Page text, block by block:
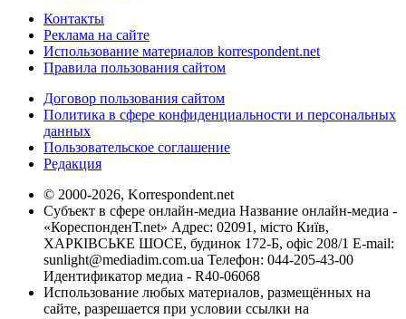
Контакты
Реклама на сайте
Использование материалов korrespondent.net
Правила пользования сайтом
Договор пользования сайтом
Политика в сфере конфиденциальности и персональных
данных
Пользовательское соглашение
Редакция
© 2000-2026, Korrespondent.net
Субъект в сфере онлайн-медиа Название онлайн-медиа -
«КореспонденТ.net» Адрес: 02091, місто Київ,
ХАРКІВСЬКЕ ШОСЕ, будинок 172-Б, офіс 208/1 E-mail:
sunlight@mediadim.com.ua Телефон: 044-205-43-00
Идентификатор медиа - R40-06068
Использование любых материалов, размещённых на
сайте, разрешается при условии ссылки на